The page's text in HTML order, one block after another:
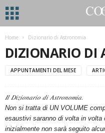
Home Dizionario di Astronomia
DIZIONARIO DI
APPUNTAMENTI DEL MESE
𝐼𝑙 𝐷𝑖𝑧𝑖𝑜𝑛𝑎𝑟𝑖𝑜 𝑑𝑖 𝐴𝑠𝑡𝑟𝑜𝑛𝑜𝑚𝑖𝑎.
Non si tratta di UN VOLUME
esaustivi saranno di volta in volta
inizialmente non sarà seguito